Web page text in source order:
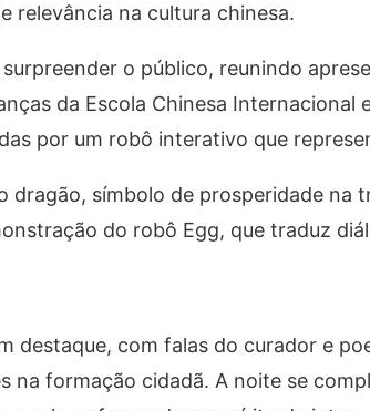
relevância na cultura chinesa.
o público, reunindo
da Escola Chinesa
por um robô interativo que
símbolo de prosperidade na
do robô Egg, que traduz
destaque, com falas do curador e
na formação cidadã. A noite se